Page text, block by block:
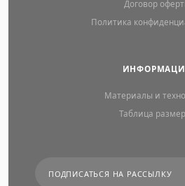
Договор
Политика
Материалы и
Таблица
ПОДПИСАТЬСЯ НА РАССЫЛКУ